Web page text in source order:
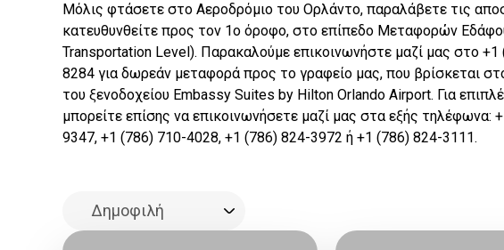
Μόλις φτάσετε στο Αεροδρόμιο του Ορλάντο, παραλάβετε τις
κατευθυνθείτε προς τον 1ο όροφο, στο επίπεδο Μεταφορών
Transportation Level). Παρακαλούμε επικοινωνήστε μαζί μας στο +1
8284 για δωρεάν μεταφορά προς το γραφείο μας, που βρίσκεται
του ξενοδοχείου Embassy Suites by Hilton Orlando Airport. Για
μπορείτε επίσης να επικοινωνήσετε μαζί μας στα εξής τηλέφωνα:
9347, +1 (786) 710-4028, +1 (786) 824-3972 ή +1 (786) 824-3111.